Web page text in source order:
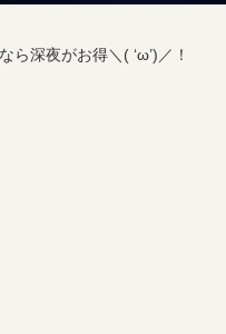
ら深夜がお得＼( ‘ω’)／！